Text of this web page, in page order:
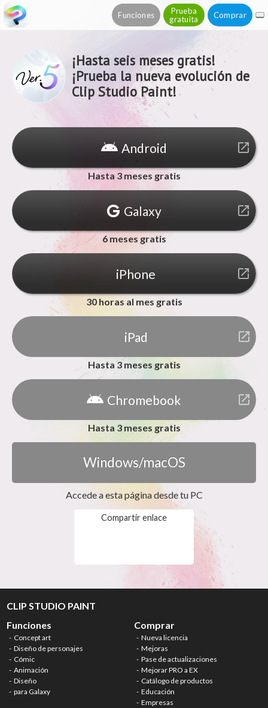
Funciones
Prueba
gratuita
Comprar
¡Hasta seis meses gratis!
¡Prueba la nueva evolución de
Clip Studio Paint!
Galaxy launch
6 meses gratis
iPad launch
Hasta 3 meses gratis
iPhone launch
30 horas al mes gratis
Android launch
Hasta 3 meses gratis
Chromebook launch
Hasta 3 meses gratis
Windows/macOS
Accede a esta página desde tu PC
Compartir enlace
CLIP STUDIO PAINT
Funciones
Concept art
Diseño de personajes
Cómic
Animación
Diseño
para Galaxy
Comprar
Nueva licencia
Mejoras
Pase de actualizaciones
Mejorar PRO a EX
Catálogo de productos
Educación
Empresas